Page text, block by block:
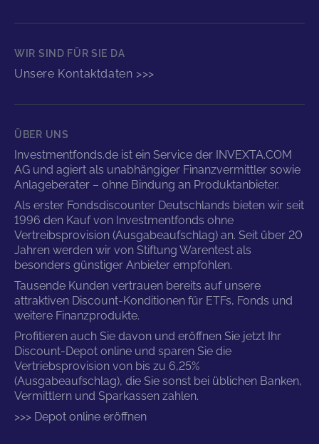
WIR SIND FÜR SIE DA
Unsere Kontaktdaten >>>
ÜBER UNS
Investmentfonds.de ist ein Service der INVEXTA.COM
AG und agiert als unabhängiger Finanzvermittler sowie
Anlageberater – ohne Bindung an Produktanbieter.
Als erster Fondsdiscounter Deutschlands bieten wir seit
1996 den Kauf von Investmentfonds ohne
Vertreibsprovision (Ausgabeaufschlag) an. Seit über 20
Jahren werden wir von Stiftung Warentest als
besonders günstiger Anbieter empfohlen.
Tausende Kunden vertrauen bereits auf unsere
attraktiven Discount-Konditionen für ETFs, Fonds und
weitere Finanzprodukte.
Profitieren auch Sie davon und eröffnen Sie jetzt Ihr
Discount-Depot online und sparen Sie die
Vertriebsprovision von bis zu 6,25%
(Ausgabeaufschlag), die Sie sonst bei üblichen Banken,
Vermittlern und Sparkassen zahlen.
>>> Depot online eröffnen